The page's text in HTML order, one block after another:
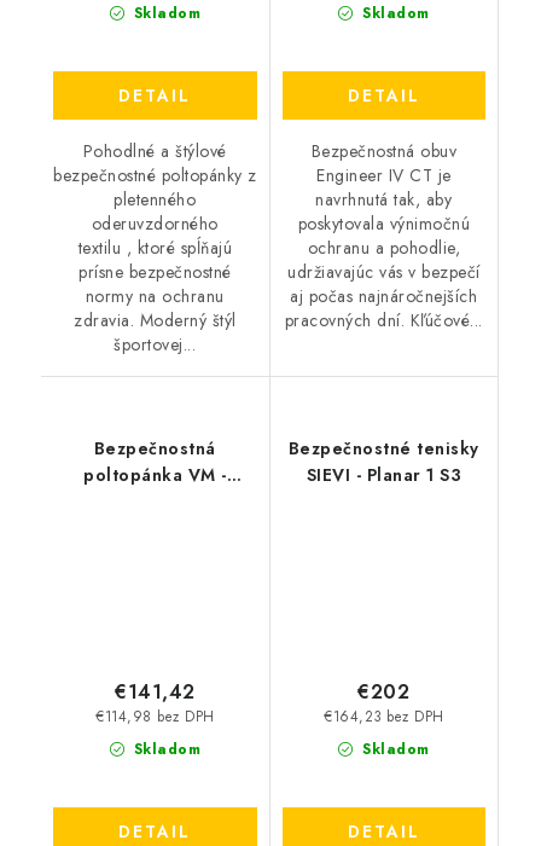
Skladom
DETAIL
Pohodlné a štýlové
bezpečnostné poltopánky z
pletenného
oderuvzdorného
textilu , ktoré spĺňajú
prísne bezpečnostné
normy na ochranu
zdravia. Moderný štýl
športovej...
Skladom
DETAIL
Bezpečnostná obuv
Engineer IV CT je
navrhnutá tak, aby
poskytovala výnimočnú
ochranu a pohodlie,
udržiavajúc vás v bezpečí
aj počas najnáročnejších
pracovných dní. Kľúčové...
Bezpečnostná
poltopánka VM -
Skladom
€114,98 bez DPH
€141,42
DETAIL
Bezpečnostné tenisky
SIEVI - Planar 1 S3
Skladom
€164,23 bez DPH
€202
DETAIL